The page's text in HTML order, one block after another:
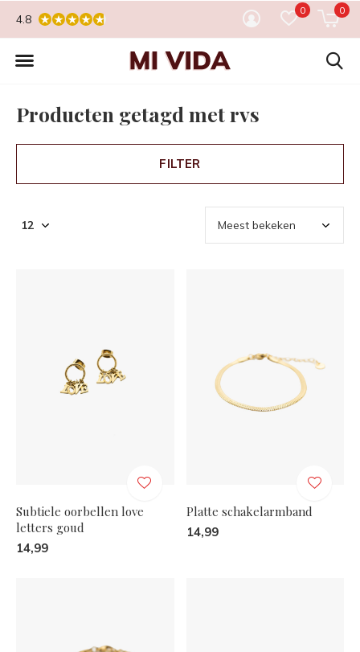
0 0
4.8
Producten getagd met rvs
FILTER
Subtiele oorbellen love
letters goud
14,99
Platte schakelarmband
14,99